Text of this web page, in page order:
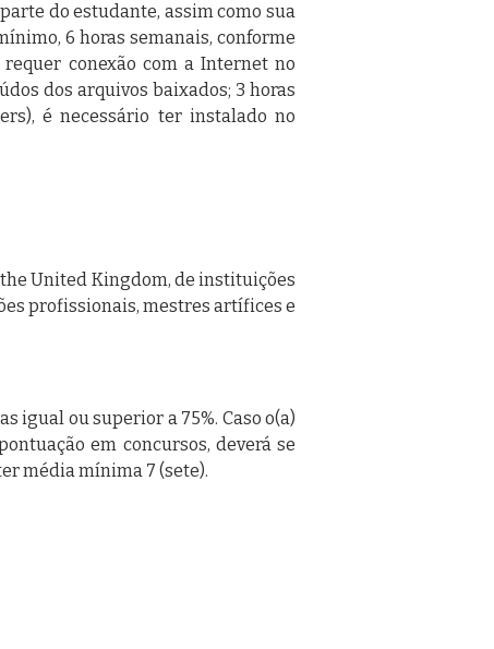
do estudante, assim como sua
6 horas semanais, conforme
conexão com a Internet no
dos arquivos baixados; 3 horas
é necessário ter instalado no
United Kingdom, de instituições
profissionais, mestres artífices e
igual ou superior a 75%. Caso o(a)
em concursos, deverá se
média mínima 7 (sete).